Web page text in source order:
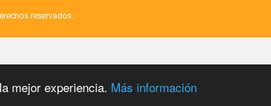
mejor experiencia. Más información
reservados.